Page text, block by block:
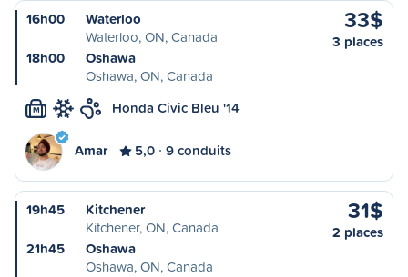
16h00
Waterloo
Waterloo, ON, Canada
18h00
Oshawa
Oshawa, ON, Canada
33$
3 places
M Honda Civic Bleu '14
Amar 5,0 9 conduits
19h45
Kitchener
Kitchener, ON, Canada
21h45
Oshawa
Oshawa, ON, Canada
31$
2 places